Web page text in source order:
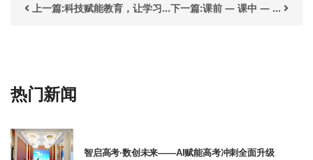
上一篇:科技赋能教育，让学习...下一篇:课前 — 课中 — ...
热门新闻
智启高考·数创未来——AI赋能高考冲刺全面升级